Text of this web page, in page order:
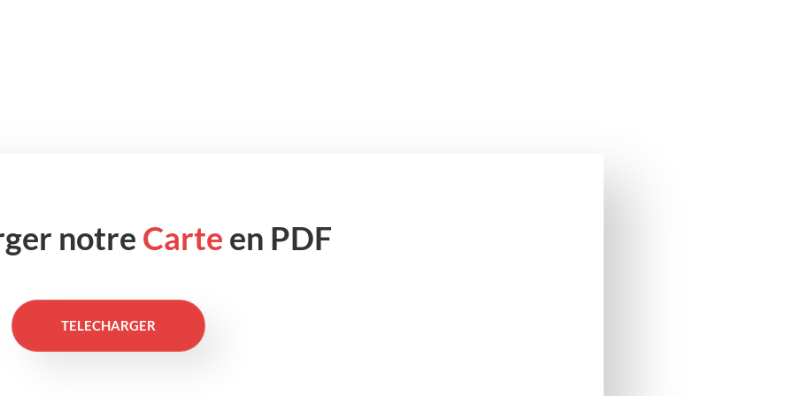
notre Carte en PDF
TELECHARGER